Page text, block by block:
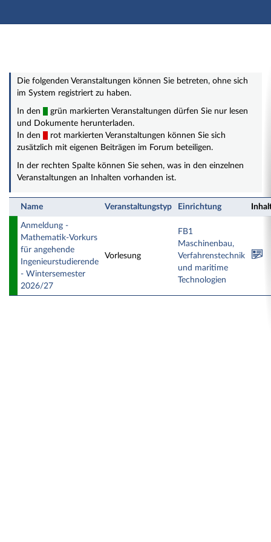
Hauptnavigation
Öffentliche Veranstaltungen
Die folgenden Veranstaltungen können Sie betreten, ohne sich
im System registriert zu haben.
In den
grün markierten Veranstaltungen dürfen Sie nur lesen
und Dokumente herunterladen.
In den
rot markierten Veranstaltungen können Sie sich
zusätzlich mit eigenen Beiträgen im Forum beteiligen.
In der rechten Spalte können Sie sehen, was in den einzelnen
Veranstaltungen an Inhalten vorhanden ist.
Name Veranstaltungstyp Einrichtung
Anmeldung -
Mathematik-Vorkurs
für angehende
Ingenieurstudierende
- Wintersemester
2026/27
Vorlesung
FB1
Maschinenbau,
Verfahrenstechnik
und maritime
Technologien